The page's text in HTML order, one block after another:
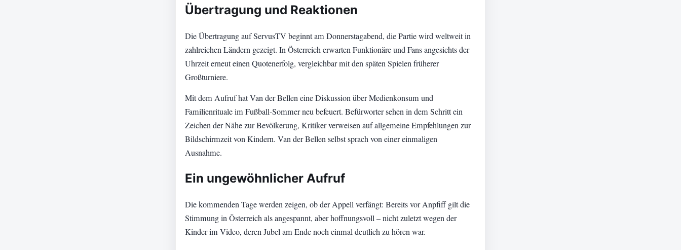
Übertragung und Reaktionen
Die Übertragung auf ServusTV beginnt am Donnerstagabend, die Partie wird weltweit in
zahlreichen Ländern gezeigt. In Österreich erwarten Funktionäre und Fans angesichts der
Uhrzeit erneut einen Quotenerfolg, vergleichbar mit den späten Spielen früherer
Großturniere.
Mit dem Aufruf hat Van der Bellen eine Diskussion über Medienkonsum und
Familienrituale im Fußball-Sommer neu befeuert. Befürworter sehen in dem Schritt ein
Zeichen der Nähe zur Bevölkerung, Kritiker verweisen auf allgemeine Empfehlungen zur
Bildschirmzeit von Kindern. Van der Bellen selbst sprach von einer einmaligen
Ausnahme.
Ein ungewöhnlicher Aufruf
Die kommenden Tage werden zeigen, ob der Appell verfängt: Bereits vor Anpfiff gilt die
Stimmung in Österreich als angespannt, aber hoffnungsvoll – nicht zuletzt wegen der
Kinder im Video, deren Jubel am Ende noch einmal deutlich zu hören war.